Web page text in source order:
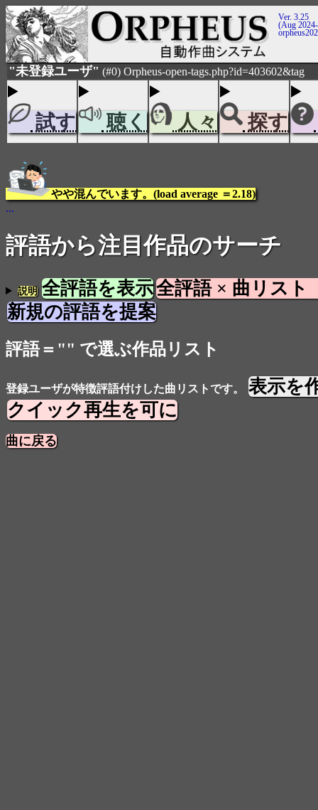
Ver. 3.25
(Aug
"未登録ユーザ" (#0) Orpheus-open-tags.php?id=403602&tag
試す 聴く 人々 探す
やや混んでいます。(load average ＝2.18)
...
評語から注目作品のサーチ
説明 全評語を表示全評語 × 曲リスト
新規の評語を提案
評語＝"" で選ぶ作品リスト
登録ユーザが特徴評語付けした曲リストです。
表示を
クイック再生を可に
曲に戻る